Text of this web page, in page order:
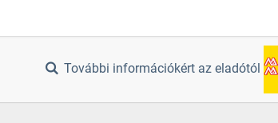
További információkért az eladótól